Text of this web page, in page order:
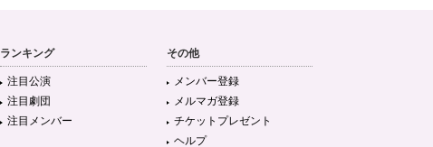
ランキング
注目公演
注目劇団
注目メンバー
その他
メンバー登録
メルマガ登録
チケットプレゼント
ヘルプ